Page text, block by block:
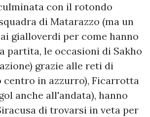
con il rotondo
di Matarazzo (ma un
gialloverdi per come hanno
partita, le occasioni di Sakho
grazie alle reti di
centro in azzurro), Ficarrotta
anche all'andata), hanno
di trovarsi in veta per